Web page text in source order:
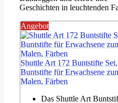
Geschichten in leuchtenden
Angebot
Shuttle Art 172 Buntstifte Set,
Buntstifte für Erwachsene
Malen, Färben
Das Shuttle Art